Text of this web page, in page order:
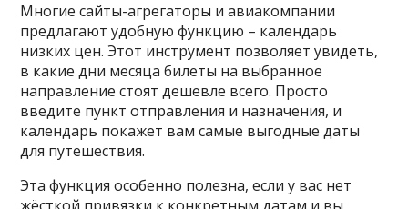
Многие сайты-агрегаторы и авиакомпании
предлагают удобную функцию – календарь
низких цен. Этот инструмент позволяет увидеть,
в какие дни месяца билеты на выбранное
направление стоят дешевле всего. Просто
введите пункт отправления и назначения, и
календарь покажет вам самые выгодные даты
для путешествия.
Эта функция особенно полезна, если у вас нет